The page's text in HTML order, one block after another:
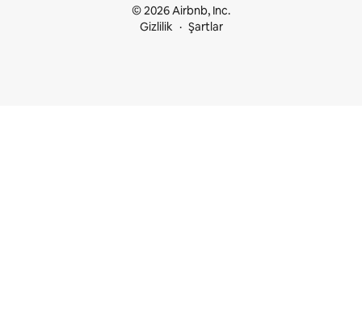
© 2026 Airbnb, Inc.
Gizlilik
Şartlar